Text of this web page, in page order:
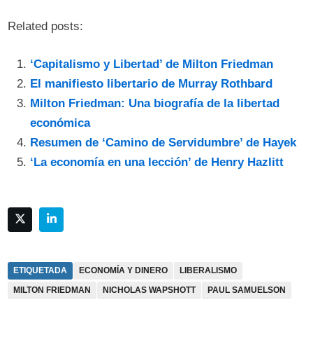
Related posts:
‘Capitalismo y Libertad’ de Milton Friedman
El manifiesto libertario de Murray Rothbard
Milton Friedman: Una biografía de la libertad
económica
Resumen de ‘Camino de Servidumbre’ de Hayek
‘La economía en una lección’ de Henry Hazlitt
ETIQUETADA ECONOMÍA Y DINERO
LIBERALISMO
MILTON FRIEDMAN
NICHOLAS WAPSHOTT PAUL SAMUELSON